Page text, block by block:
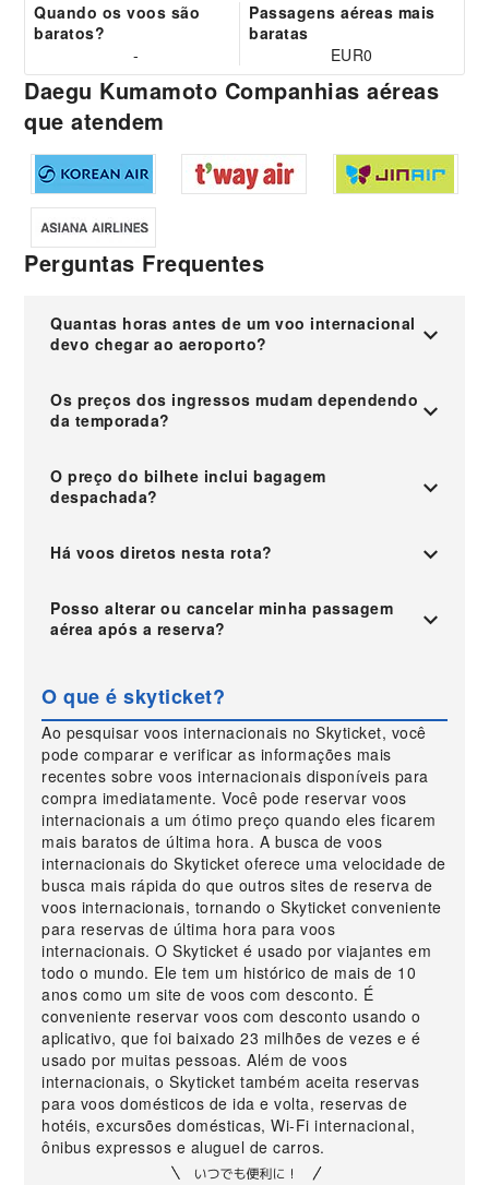
Quando os voos são
baratos?
-
Passagens aéreas mais
baratas
EUR0
Daegu Kumamoto Companhias aéreas
que atendem
Perguntas Frequentes
Quantas horas antes de um voo internacional
devo chegar ao aeroporto?
Os preços dos ingressos mudam dependendo
da temporada?
O preço do bilhete inclui bagagem
despachada?
Há voos diretos nesta rota?
Posso alterar ou cancelar minha passagem
aérea após a reserva?
O que é skyticket?
Ao pesquisar voos internacionais no Skyticket, você
pode comparar e verificar as informações mais
recentes sobre voos internacionais disponíveis para
compra imediatamente. Você pode reservar voos
internacionais a um ótimo preço quando eles ficarem
mais baratos de última hora. A busca de voos
internacionais do Skyticket oferece uma velocidade de
busca mais rápida do que outros sites de reserva de
voos internacionais, tornando o Skyticket conveniente
para reservas de última hora para voos
internacionais. O Skyticket é usado por viajantes em
todo o mundo. Ele tem um histórico de mais de 10
anos como um site de voos com desconto. É
conveniente reservar voos com desconto usando o
aplicativo, que foi baixado 23 milhões de vezes e é
usado por muitas pessoas. Além de voos
internacionais, o Skyticket também aceita reservas
para voos domésticos de ida e volta, reservas de
hotéis, excursões domésticas, Wi-Fi internacional,
ônibus expressos e aluguel de carros.